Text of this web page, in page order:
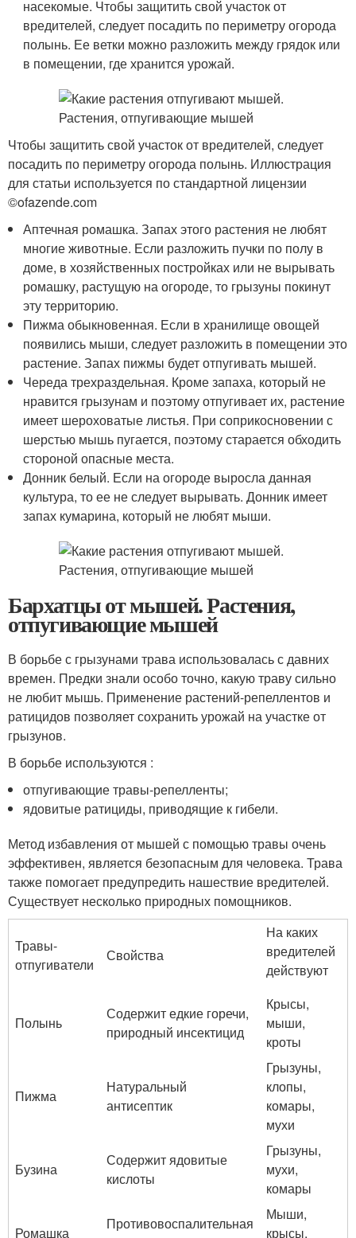
насекомые. Чтобы защитить свой участок от
вредителей, следует посадить по периметру огорода
полынь. Ее ветки можно разложить между грядок или
в помещении, где хранится урожай.
Чтобы защитить свой участок от вредителей, следует
посадить по периметру огорода полынь. Иллюстрация
для статьи используется по стандартной лицензии
©ofazende.com
Аптечная ромашка. Запах этого растения не любят
многие животные. Если разложить пучки по полу в
доме, в хозяйственных постройках или не вырывать
ромашку, растущую на огороде, то грызуны покинут
эту территорию.
Пижма обыкновенная. Если в хранилище овощей
появились мыши, следует разложить в помещении это
растение. Запах пижмы будет отпугивать мышей.
Череда трехраздельная. Кроме запаха, который не
нравится грызунам и поэтому отпугивает их, растение
имеет шероховатые листья. При соприкосновении с
шерстью мышь пугается, поэтому старается обходить
стороной опасные места.
Донник белый. Если на огороде выросла данная
культура, то ее не следует вырывать. Донник имеет
запах кумарина, который не любят мыши.
Бархатцы от мышей. Растения,
отпугивающие мышей
В борьбе с грызунами трава использовалась с давних
времен. Предки знали особо точно, какую траву сильно
не любит мышь. Применение растений-репеллентов и
ратицидов позволяет сохранить урожай на участке от
грызунов.
В борьбе используются :
отпугивающие травы-репелленты;
ядовитые ратициды, приводящие к гибели.
Метод избавления от мышей с помощью травы очень
эффективен, является безопасным для человека. Трава
также помогает предупредить нашествие вредителей.
Существует несколько природных помощников.
Травы-
отпугиватели
Свойства
На каких
вредителей
действуют
Полынь
Содержит едкие горечи,
природный инсектицид
Крысы,
мыши,
кроты
Пижма
Натуральный
антисептик
Грызуны,
клопы,
комары,
мухи
Бузина
Содержит ядовитые
кислоты
Грызуны,
мухи,
комары
Ромашка
Противовоспалительная
Мыши,
крысы,